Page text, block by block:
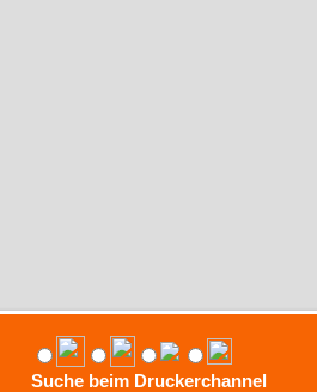
Suche beim Druckerchannel